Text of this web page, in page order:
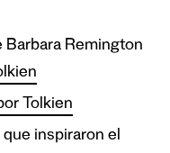
Barbara Remington
Tolkien
inspiraron el